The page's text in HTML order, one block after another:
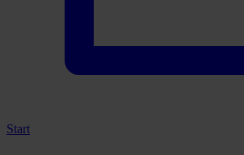
Start